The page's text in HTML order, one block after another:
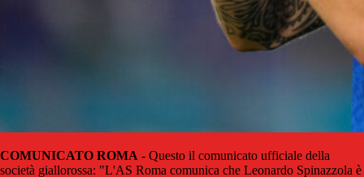
COMUNICATO ROMA - Questo il comunicato ufficiale della
società giallorossa: "L'AS Roma comunica che Leonardo Spinazzola è